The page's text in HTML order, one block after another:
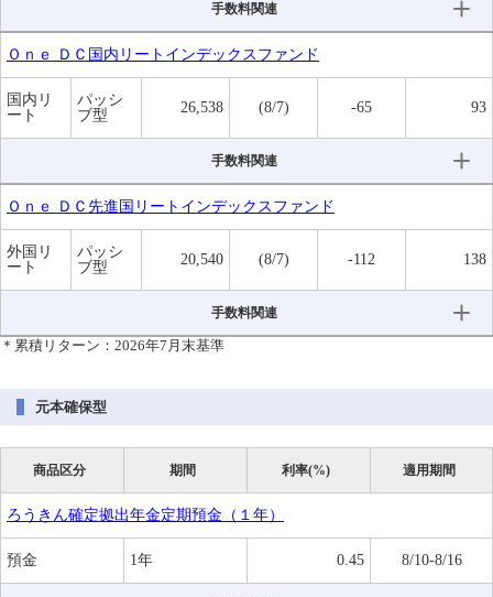
手数料関連
Ｏｎｅ ＤＣ国内リートインデックスファンド
国内リ
ート
パッシ
ブ型
26,538 (8/7) -65 93
手数料関連
Ｏｎｅ ＤＣ先進国リートインデックスファンド
外国リ
ート
パッシ
ブ型
20,540 (8/7) -112 138
手数料関連
＊累積リターン：2026年7月末基準
元本確保型
商品区分 期間 利率(%) 適用期間
ろうきん確定拠出年金定期預金（１年）
預金 1年 0.45 8/10-8/16